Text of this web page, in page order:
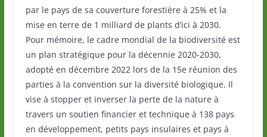
par le pays de sa couverture forestière à 25% et la
mise en terre de 1 milliard de plants d’ici à 2030.
Pour mémoire, le cadre mondial de la biodiversité est
un plan stratégique pour la décennie 2020-2030,
adopté en décembre 2022 lors de la 15e réunion des
parties à la convention sur la diversité biologique. Il
vise à stopper et inverser la perte de la nature à
travers un soutien financier et technique à 138 pays
en développement, petits pays insulaires et pays à